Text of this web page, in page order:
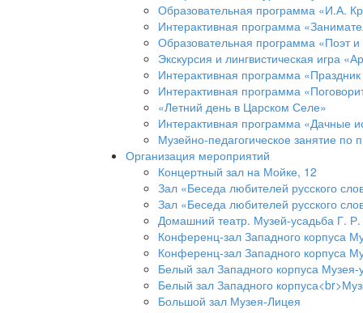
Образовательная программа «И.А.
Интерактивная программа
Образовательная программа «Поэт
Экскурсия и лингвистическая игра
Интерактивная программа
Интерактивная программа
«Летний день в Царском Селе»
Интерактивная программа «Дачные
Музейно-педагогическое занятие
Организация мероприятий
Концертный зал на Мойке, 12
Зал «Беседа любителей русского
Зал «Беседа любителей русского
Домашний театр. Музей-усадьба Г.
Конференц-зал Западного корпуса
Конференц-зал Западного корпуса
Белый зал Западного корпуса
Белый зал Западного
Большой зал Музея-Лицея